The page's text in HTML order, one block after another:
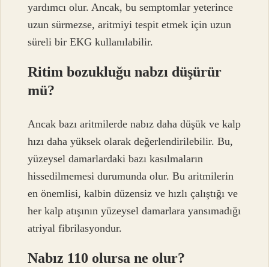
yardımcı olur. Ancak, bu semptomlar yeterince
uzun sürmezse, aritmiyi tespit etmek için uzun
süreli bir EKG kullanılabilir.
Ritim bozukluğu nabzı düşürür
mü?
Ancak bazı aritmilerde nabız daha düşük ve kalp
hızı daha yüksek olarak değerlendirilebilir. Bu,
yüzeysel damarlardaki bazı kasılmaların
hissedilmemesi durumunda olur. Bu aritmilerin
en önemlisi, kalbin düzensiz ve hızlı çalıştığı ve
her kalp atışının yüzeysel damarlara yansımadığı
atriyal fibrilasyondur.
Nabız 110 olursa ne olur?